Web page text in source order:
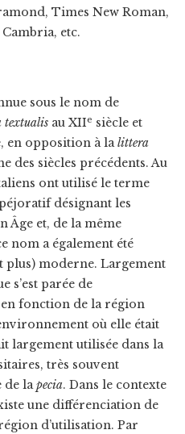
Times New Roman,
etc.
sous le nom de
textualis au XIIe siècle et
en opposition à lalittera
des siècles précédents. Au
ont utilisé le terme
désignant les
Âge et, de la même
nom a également été
plus) moderne. Largement
s’est parée de
fonction de la région
où elle était
largement utilisée dans la
très souvent
de lapecia. Dans le contexte
une différenciation de
d’utilisation. Par